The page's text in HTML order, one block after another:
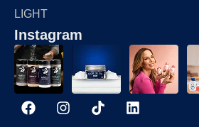
LIGHT
Instagram